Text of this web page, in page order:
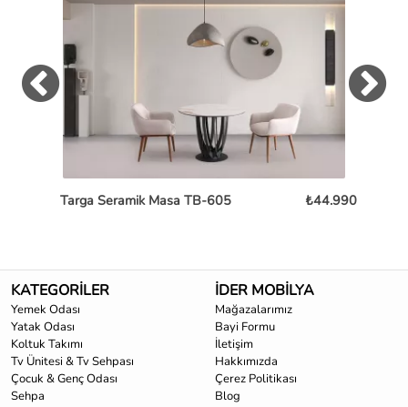
Targa Seramik Masa TB-605 ₺44.990
KATEGORİLER
Yemek Odası
Yatak Odası
Koltuk Takımı
Tv Ünitesi & Tv Sehpası
Çocuk & Genç Odası
Sehpa
İDER MOBİLYA
Mağazalarımız
Bayi Formu
İletişim
Hakkımızda
Çerez Politikası
Blog